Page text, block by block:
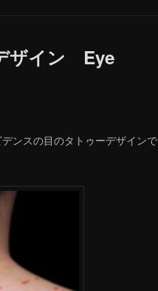
ザイン Eye
ンスの目のタトゥーデザインで